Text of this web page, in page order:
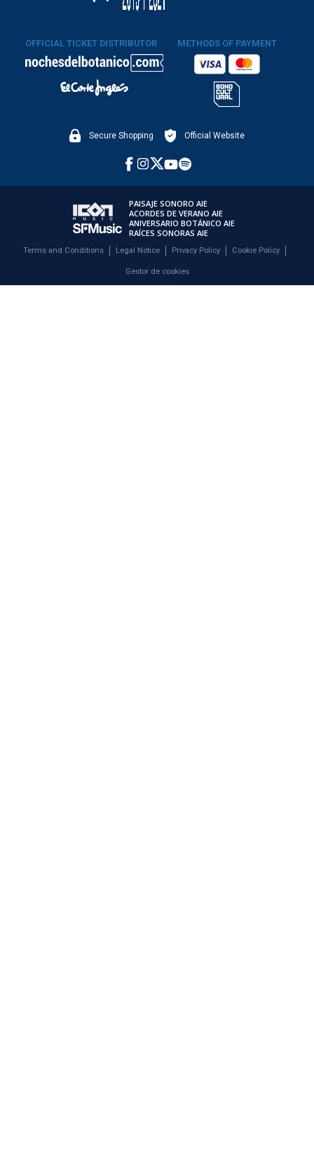
OFFICIAL TICKET DISTRIBUTOR METHODS OF PAYMENT
Secure Shopping Official Website
PAISAJE SONORO AIE
ACORDES DE VERANO AIE
ANIVERSARIO BOTÁNICO AIE
RAÍCES SONORAS AIE
Terms and Conditions Legal Notice Privacy Policy Cookie Policy
Gestor de cookies